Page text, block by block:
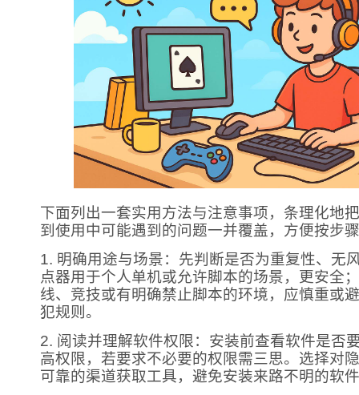
下面列出一套实用方法与注意事项，条理化地
到使用中可能遇到的问题一并覆盖，方便按步
1. 明确用途与场景：先判断是否为重复性、无
点器用于个人单机或允许脚本的场景，更安全
线、竞技或有明确禁止脚本的环境，应慎重或
犯规则。
2. 阅读并理解软件权限：安装前查看软件是否
高权限，若要求不必要的权限需三思。选择对
可靠的渠道获取工具，避免安装来路不明的软